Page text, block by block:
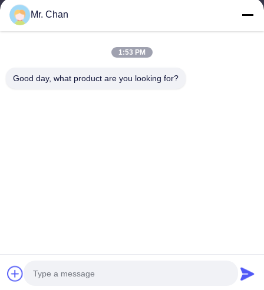
8:30-22:30
আমাদের ঠিকানা
Mr. Chan
1:53 PM
Good day, what product are you looking for?